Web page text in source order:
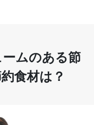
ムのある節
食材は？